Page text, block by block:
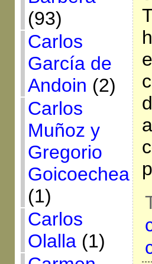
(93)
Carlos
García de
Andoin (2)
Carlos
Muñoz y
Gregorio
Goicoechea
(1)
Carlos
Olalla(1)